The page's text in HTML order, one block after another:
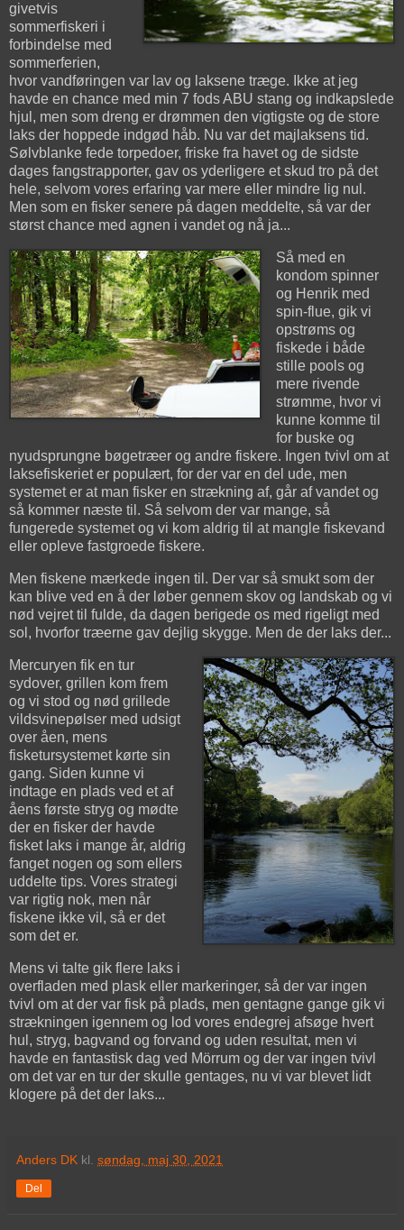
givetvis
sommerfiskeri i
forbindelse med
sommerferien,
hvor vandføringen var lav og laksene træge. Ikke at jeg
havde en chance med min 7 fods ABU stang og indkapslede
hjul, men som dreng er drømmen den vigtigste og de store
laks der hoppede indgød håb. Nu var det majlaksens tid.
Sølvblanke fede torpedoer, friske fra havet og de sidste
dages fangstrapporter, gav os yderligere et skud tro på det
hele, selvom vores erfaring var mere eller mindre lig nul.
Men som en fisker senere på dagen meddelte, så var der
størst chance med agnen i vandet og nå ja...
Så med en
kondom spinner
og Henrik med
spin-flue, gik vi
opstrøms og
fiskede i både
stille pools og
mere rivende
strømme, hvor vi
kunne komme til
for buske og
nyudsprungne bøgetræer og andre fiskere. Ingen tvivl om at
laksefiskeriet er populært, for der var en del ude, men
systemet er at man fisker en strækning af, går af vandet og
så kommer næste til. Så selvom der var mange, så
fungerede systemet og vi kom aldrig til at mangle fiskevand
eller opleve fastgroede fiskere.
Men fiskene mærkede ingen til. Der var så smukt som der
kan blive ved en å der løber gennem skov og landskab og vi
nød vejret til fulde, da dagen berigede os med rigeligt med
sol, hvorfor træerne gav dejlig skygge. Men de der laks der...
Mercuryen fik en tur
sydover, grillen kom frem
og vi stod og nød grillede
vildsvinepølser med udsigt
over åen, mens
fisketursystemet kørte sin
gang. Siden kunne vi
indtage en plads ved et af
åens første stryg og mødte
der en fisker der havde
fisket laks i mange år, aldrig
fanget nogen og som ellers
uddelte tips. Vores strategi
var rigtig nok, men når
fiskene ikke vil, så er det
som det er.
Mens vi talte gik flere laks i
overfladen med plask eller markeringer, så der var ingen
tvivl om at der var fisk på plads, men gentagne gange gik vi
strækningen igennem og lod vores endegrej afsøge hvert
hul, stryg, bagvand og forvand og uden resultat, men vi
havde en fantastisk dag ved Mörrum og der var ingen tvivl
om det var en tur der skulle gentages, nu vi var blevet lidt
klogere på det der laks...
Anders DK kl. søndag, maj 30, 2021
Del